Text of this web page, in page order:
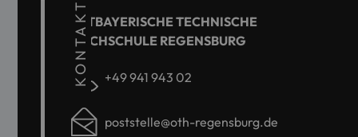
KONTAKT
OSTBAYERISCHE TECHNISCHE
HOCHSCHULE REGENSBURG
+49 941 943 02
poststelle@oth-regensburg.de